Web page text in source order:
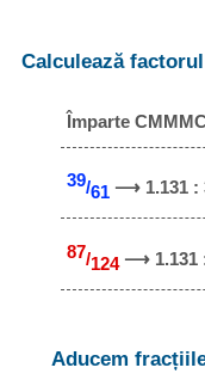
Calculează
Împarte
39/61 ⟶ 1.131 :
87/124 ⟶ 1.131 :
Aducem